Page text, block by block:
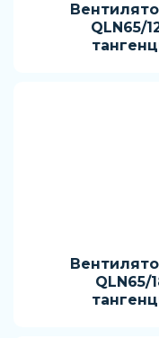
QLN65/
QLN65/